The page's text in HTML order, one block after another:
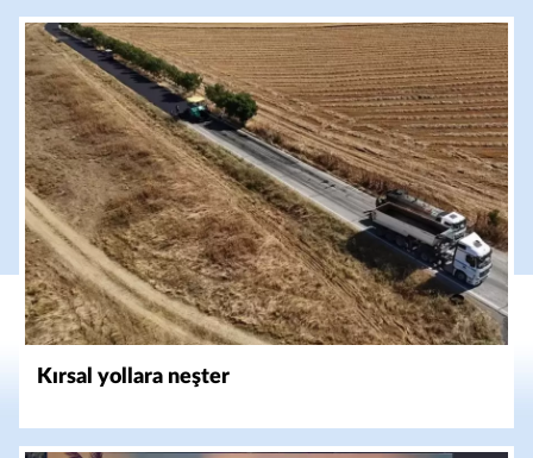
Kırsal yollara neşter